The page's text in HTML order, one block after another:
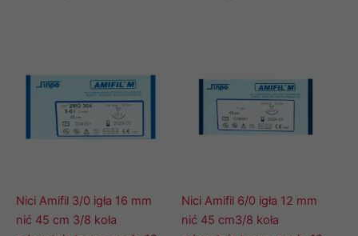
Nici Amifil 3/0 igła 16 mm
nić 45 cm 3/8 koła
Nici Amifil 6/0 igła 12 mm
nić 45 cm3/8 koła